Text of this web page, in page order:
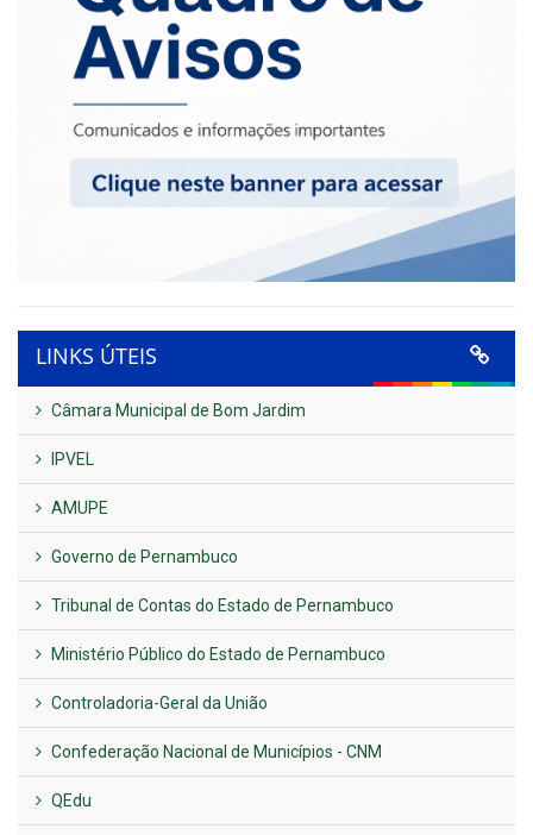
LINKS ÚTEIS
Câmara Municipal de Bom Jardim
IPVEL
AMUPE
Governo de Pernambuco
Tribunal de Contas do Estado de Pernambuco
Ministério Público do Estado de Pernambuco
Controladoria-Geral da União
Confederação Nacional de Municípios - CNM
QEdu